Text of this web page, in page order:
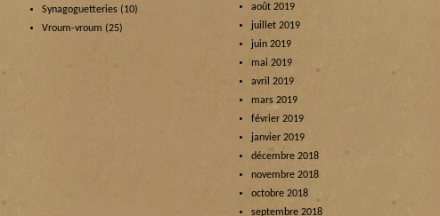
Synagoguetteries (10)
Vroum-vroum (25)
août 2019
juillet 2019
juin 2019
mai 2019
avril 2019
mars 2019
février 2019
janvier 2019
décembre 2018
novembre 2018
octobre 2018
septembre 2018